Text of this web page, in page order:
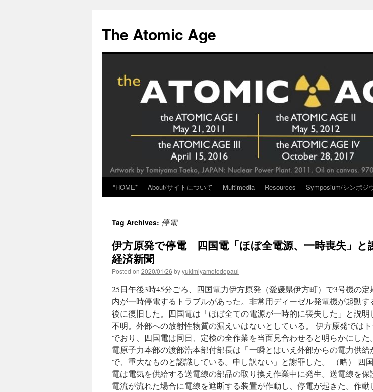
content
The Atomic Age
*HOME* About/サイトについて Multimedia Resources Symposium/シンポジ
Tag Archives: 停電
伊方原発で停電 四国電「ほぼ全電源、一時喪失」と
経済新聞
Posted on 2020/01/26 byyukimiyamotodepaul
25日午後3時45分ごろ、四国電力伊方原発（愛媛県伊方町）で3号機の
内が一時停電するトラブルがあった。非常用ディーゼル発電機が起動す
後に復旧した。四国電は「ほぼ全ての電源が一時的に喪失した」と説明
不明。外部への放射性物質の漏えいはないとしている。 伊方原発では
でおり、四国電は同日、定検の全作業を当面見合わせると明らかにした
電原子力本部の渡部浩本部付部長は「一瞬とはいえ外部からの電力供
で、重大なものと認識している。申し訳ない」と謝罪した。 （略） 四
電は電気を供給する送電線の部品の取り換え作業中に発生。送電線を保
電流が流れた場合に電線を遮断する装置が作動し、停電が起きた。作動